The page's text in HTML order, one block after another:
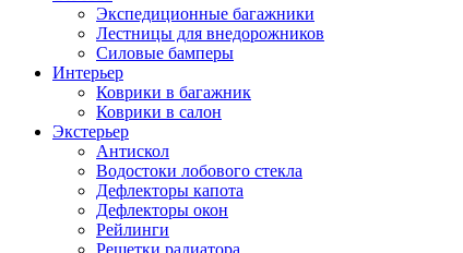
Экспедиционные багажники
Лестницы для внедорожников
Силовые бамперы
Интерьер
Коврики в багажник
Коврики в салон
Экстерьер
Антискол
Водостоки лобового стекла
Дефлекторы капота
Дефлекторы окон
Рейлинги
Решетки радиатора